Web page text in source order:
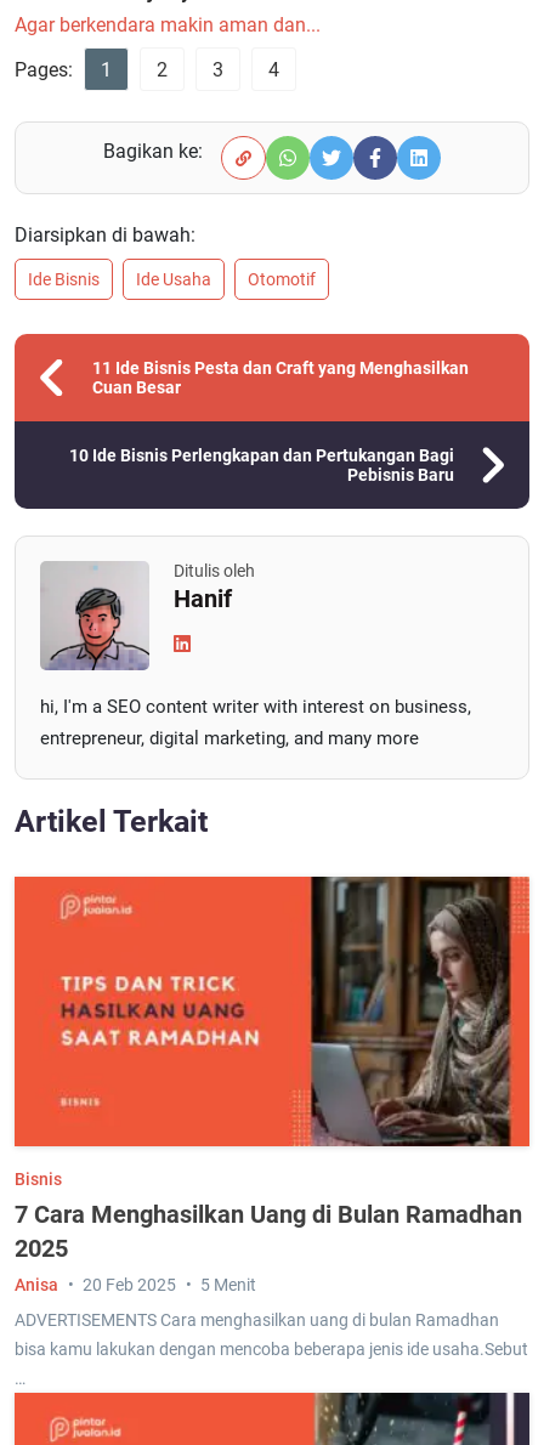
Agar berkendara makin aman dan...
Pages:
1 2 3 4
Bagikan ke:
Diarsipkan di bawah:
Ide Bisnis Ide Usaha Otomotif
11 Ide Bisnis Pesta dan Craft yang Menghasilkan
Cuan Besar
10 Ide Bisnis Perlengkapan dan Pertukangan Bagi
Pebisnis Baru
Ditulis oleh
Hanif
hi, I'm a SEO content writer with interest on business,
entrepreneur, digital marketing, and many more
Artikel Terkait
Bisnis
7 Cara Menghasilkan Uang di Bulan Ramadhan
2025
ADVERTISEMENTS Cara menghasilkan uang di bulan Ramadhan
bisa kamu lakukan dengan mencoba beberapa jenis ide usaha.Sebut
…
Anisa 20 Feb 2025 5 Menit